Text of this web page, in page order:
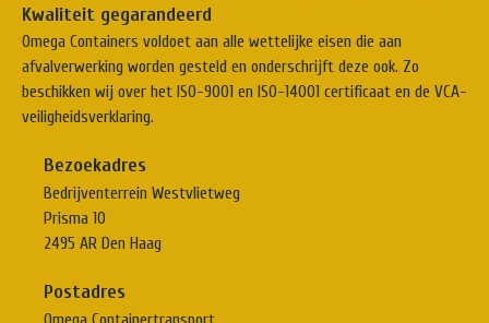
Kwaliteit gegarandeerd
Omega Containers voldoet aan alle wettelijke eisen die aan
afvalverwerking worden gesteld en onderschrijft deze ook. Zo
beschikken wij over het ISO-9001 en ISO-14001 certificaat en de VCA-
veiligheidsverklaring.
Bezoekadres
Bedrijventerrein Westvlietweg
Prisma 10
2495 AR Den Haag
Postadres